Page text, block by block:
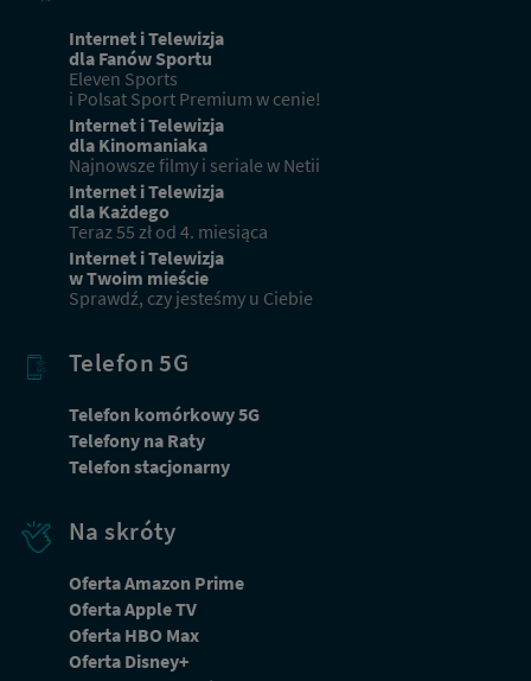
Internet i Telewizja
dla Fanów Sportu
Eleven Sports
i Polsat Sport Premium w cenie!
Internet i Telewizja
dla Kinomaniaka
Najnowsze filmy i seriale w Netii
Internet i Telewizja
dla Każdego
Teraz 55 zł od 4. miesiąca
Internet i Telewizja
w Twoim mieście
Sprawdź, czy jesteśmy u Ciebie
Telefon 5G
Telefon komórkowy 5G
Telefony na Raty
Telefon stacjonarny
Na skróty
Oferta Amazon Prime
Oferta Apple TV
Oferta HBO Max
Oferta Disney+
Dbamy o Twoją prywatność
Używamy plików cookies lub podobnych technologii w celu zapewnienia Ci dostępu do serwisu,